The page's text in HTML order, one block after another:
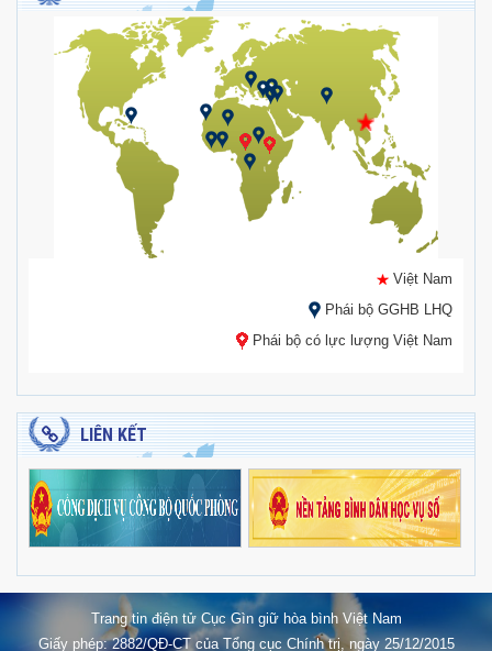
Việt Nam
Phái bộ GGHB LHQ
Phái bộ có lực lượng Việt Nam
LIÊN KẾT
Trang tin điện tử Cục Gìn giữ hòa bình Việt Nam
Giấy phép: 2882/QĐ-CT của Tổng cục Chính trị, ngày 25/12/2015